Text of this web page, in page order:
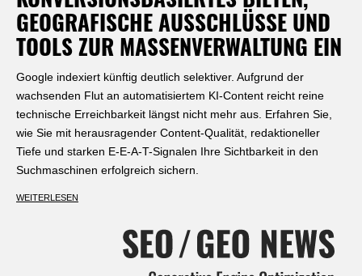
GEOGRAFISCHE AUSSCHLÜSSE UND
TOOLS ZUR MASSENVERWALTUNG EIN
Google indexiert künftig deutlich selektiver. Aufgrund der
wachsenden Flut an automatisiertem KI-Content reicht reine
technische Erreichbarkeit längst nicht mehr aus. Erfahren Sie,
wie Sie mit herausragender Content-Qualität, redaktioneller
Tiefe und starken E-E-A-T-Signalen Ihre Sichtbarkeit in den
Suchmaschinen erfolgreich sichern.
WEITERLESEN